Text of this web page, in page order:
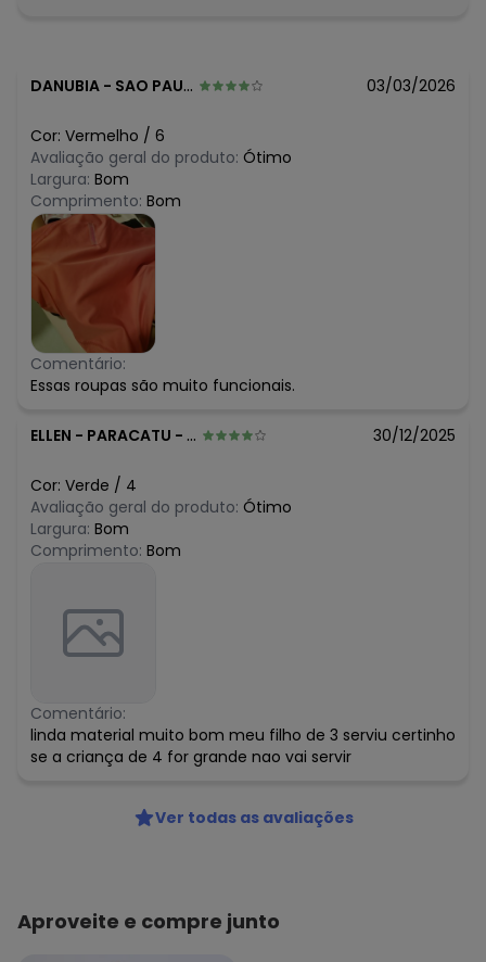
DANUBIA - SAO PAULO - SP 03/03/2026
Cor: Vermelho / 6
Avaliação geral do produto: Ótimo
Largura: Bom
Comprimento: Bom
Comentário:
Essas roupas são muito funcionais.
ELLEN - PARACATU - MG 30/12/2025
Cor: Verde / 4
Avaliação geral do produto: Ótimo
Largura: Bom
Comprimento: Bom
Comentário:
linda material muito bom meu filho de 3 serviu certinho
se a criança de 4 for grande nao vai servir
Ver todas as avaliações
Aproveite e compre junto